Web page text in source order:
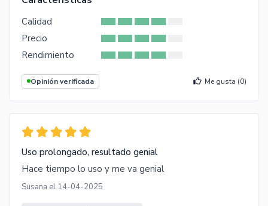
Calidad
Precio
Rendimiento
Opinión verificada Me gusta (0)
Uso prolongado, resultado genial
Hace tiempo lo uso y me va genial
Susana el 14-04-2025